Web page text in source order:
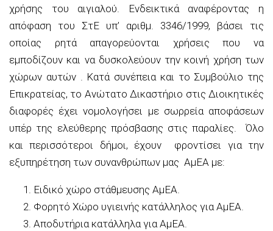
χρήσης του αιγιαλού. Ενδεικτικά αναφέροντας η
απόφαση του ΣτΕ υπ’ αριθμ. 3346/1999, βάσει τις
οποίας ρητά απαγορεύονται χρήσεις που να
εμποδίζουν και να δυσκολεύουν την κοινή χρήση των
χώρων αυτών . Κατά συνέπεια και το Συμβούλιο της
Επικρατείας, το Ανώτατο Δικαστήριο στις Διοικητικές
διαφορές έχει νομολογήσει με σωρρεία αποφάσεων
υπέρ της ελεύθερης πρόσβασης στις παραλίες. Όλο
και περισσότεροι δήμοι, έχουν φροντίσει για την
εξυπηρέτηση των συνανθρώπων μας ΑμΕΑ με:
Ειδικό χώρο στάθμευσης ΑμΕΑ.
Φορητό Χώρο υγιεινής κατάλληλος για ΑμΕΑ.
Αποδυτήρια κατάλληλα για ΑμΕΑ.